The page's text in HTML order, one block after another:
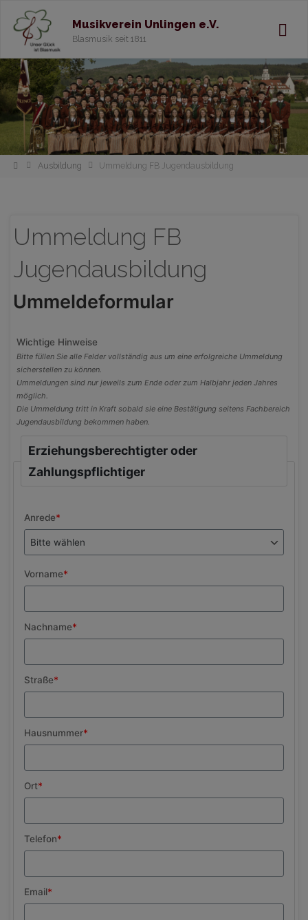
Musikverein Unlingen e.V.
Blasmusik seit 1811
HomeAusbildung Ummeldung FB Jugendausbildung
Ummeldung FB
Jugendausbildung
Ummeldeformular
Wichtige Hinweise
Bitte füllen Sie alle Felder vollständig aus um eine erfolgreiche Ummeldung
sicherstellen zu können.
Ummeldungen sind nur jeweils zum Ende oder zum Halbjahr jeden Jahres
möglich.
Die Ummeldung tritt in Kraft sobald sie eine Bestätigung seitens Fachbereich
Jugendausbildung bekommen haben.
Erziehungsberechtigter oder
Zahlungspflichtiger
Anrede*
Vorname*
Nachname*
Straße*
Hausnummer*
Ort*
Telefon*
Email*